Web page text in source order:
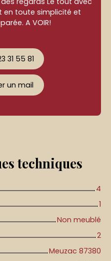
en toute simplicité et
A VOIR!
31 55 81
un mail
techniques
4
1
Non meublé
2
Meuzac 87380